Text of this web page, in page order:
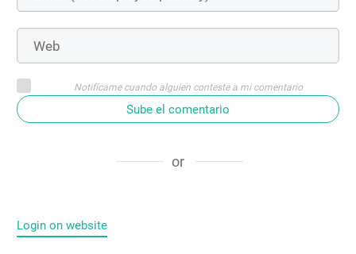
Notifícame cuando alguien conteste a mi comentario
Sube el comentario
or
Login on website